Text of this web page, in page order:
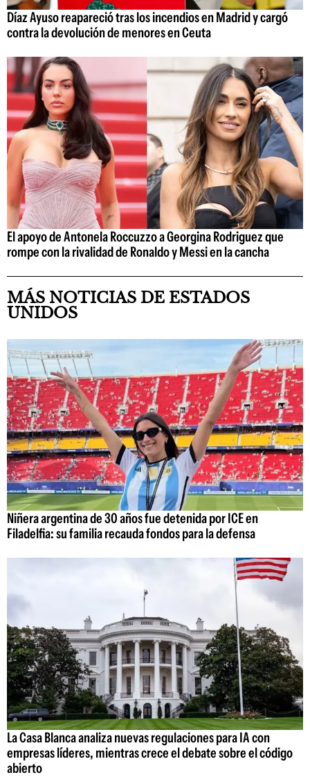
Díaz Ayuso reapareció tras los incendios en Madrid y cargó
contra la devolución de menores en Ceuta
El apoyo de Antonela Roccuzzo a Georgina Rodriguez que
rompe con la rivalidad de Ronaldo y Messi en la cancha
MÁS NOTICIAS DE ESTADOS
UNIDOS
Niñera argentina de 30 años fue detenida por ICE en
Filadelfia: su familia recauda fondos para la defensa
La Casa Blanca analiza nuevas regulaciones para IA con
empresas líderes, mientras crece el debate sobre el código
abierto